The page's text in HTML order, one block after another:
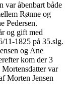
var åbenbart både
Rønne og
Pedersen.
og gift med
11-1825 på 35.slg.
og Ane
kom der 3
var
Morten Jensen